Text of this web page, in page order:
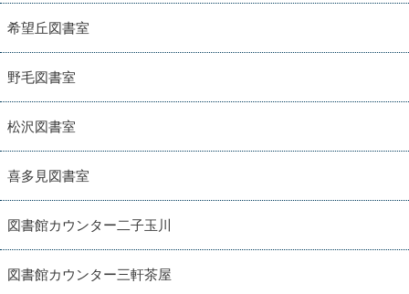
希望丘図書室
野毛図書室
松沢図書室
喜多見図書室
図書館カウンター二子玉川
図書館カウンター三軒茶屋